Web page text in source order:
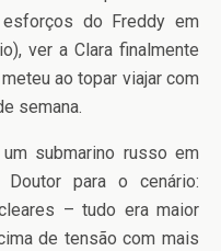
do Freddy em
ver a Clara finalmente
ao topar viajar com
semana.
submarino russo em
para o cenário:
– tudo era maior
de tensão com mais